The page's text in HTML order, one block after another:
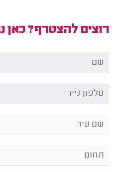
רוצים להצטרף? כאן